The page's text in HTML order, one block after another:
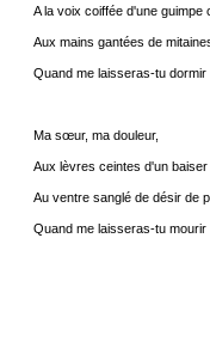
A la voix coiffée d'une guimpe
Aux mains gantées de
Quand me laisseras-tu dormir
Ma sœur, ma douleur,
Aux lèvres ceintes d'un
Au ventre sanglé de désir de
Quand me laisseras-tu mourir